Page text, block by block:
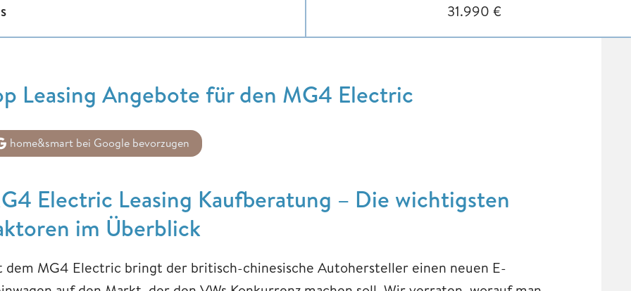
31.990 €
Leasing Angebote für den MG4 Electric
home&smart bei Google bevorzugen
Electric Leasing Kaufberatung – Die wichtigsten
im Überblick
dem MG4 Electric bringt der britisch-chinesische Autohersteller einen neuen E-